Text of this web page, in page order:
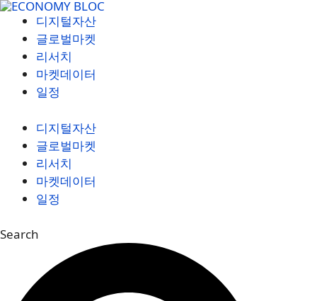
컨
디지털자산
글로벌마켓
리서치
마켓데이터
일정
디지털자산
글로벌마켓
리서치
마켓데이터
일정
Search